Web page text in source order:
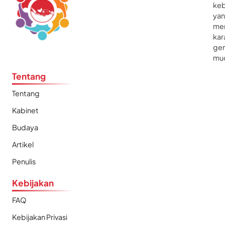
Tentang
Tentang
Kabinet
Budaya
Artikel
Penulis
Kebijakan
FAQ
Kebijakan Privasi